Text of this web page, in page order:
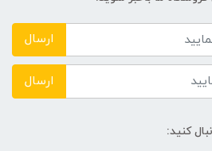
AMD
پردازنده گرافیکی
2GB
صفحه نمایش
ارسال
ارسال
کنید: